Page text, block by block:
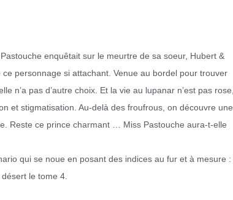
enquêtait sur le meurtre de sa soeur, Hubert &
personnage si attachant. Venue au bordel pour trouver
n’a pas d’autre choix. Et la vie au lupanar n’est pas rose,
et stigmatisation. Au-delà des froufrous, on découvre une
Reste ce prince charmant … Miss Pastouche aura-t-elle
qui se noue en posant des indices au fur et à mesure :
le tome 4.